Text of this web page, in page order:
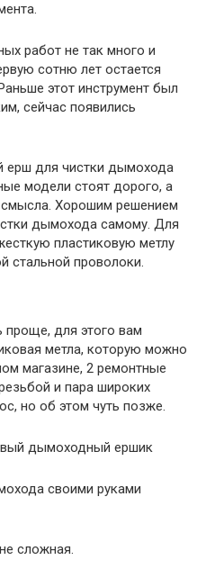
работ не так много и
сотню лет остается
этот инструмент был
сейчас появились
ерш для чистки дымохода
модели стоят дорого, а
смысла. Хорошим решением
дымохода самому. Для
пластиковую метлу
стальной проволоки.
проще, для этого вам
метла, которую можно
магазине, 2 ремонтные
и пара широких
но об этом чуть позже.
своими руками
сложная.